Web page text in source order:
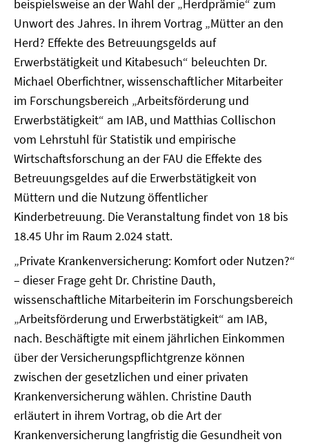
beispielsweise an der Wahl der „Herdprämie“ zum
Unwort des Jahres. In ihrem Vortrag „Mütter an den
Herd? Effekte des Betreuungsgelds auf
Erwerbstätigkeit und Kitabesuch“ beleuchten Dr.
Michael Oberfichtner, wissenschaftlicher Mitarbeiter
im Forschungsbereich „Arbeitsförderung und
Erwerbstätigkeit“ am IAB, und Matthias Collischon
vom Lehrstuhl für Statistik und empirische
Wirtschaftsforschung an der FAU die Effekte des
Betreuungsgeldes auf die Erwerbstätigkeit von
Müttern und die Nutzung öffentlicher
Kinderbetreuung. Die Veranstaltung findet von 18 bis
18.45 Uhr im Raum 2.024 statt.
„Private Krankenversicherung: Komfort oder Nutzen?“
– dieser Frage geht Dr. Christine Dauth,
wissenschaftliche Mitarbeiterin im Forschungsbereich
„Arbeitsförderung und Erwerbstätigkeit“ am IAB,
nach. Beschäftigte mit einem jährlichen Einkommen
über der Versicherungspflichtgrenze können
zwischen der gesetzlichen und einer privaten
Krankenversicherung wählen. Christine Dauth
erläutert in ihrem Vortrag, ob die Art der
Krankenversicherung langfristig die Gesundheit von